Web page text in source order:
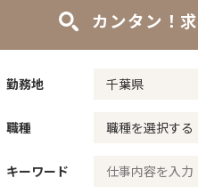
カンタン！
勤務地
職種
キーワード